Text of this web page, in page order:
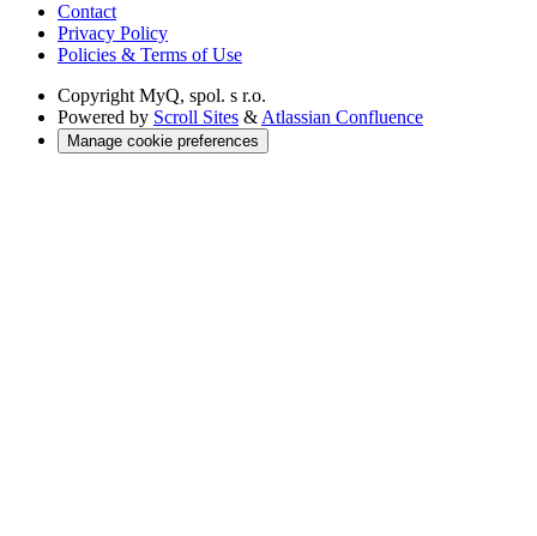
Contact
Privacy Policy
Policies & Terms of Use
Copyright MyQ, spol. s r.o.
Powered by Scroll Sites & Atlassian Confluence
Manage cookie preferences